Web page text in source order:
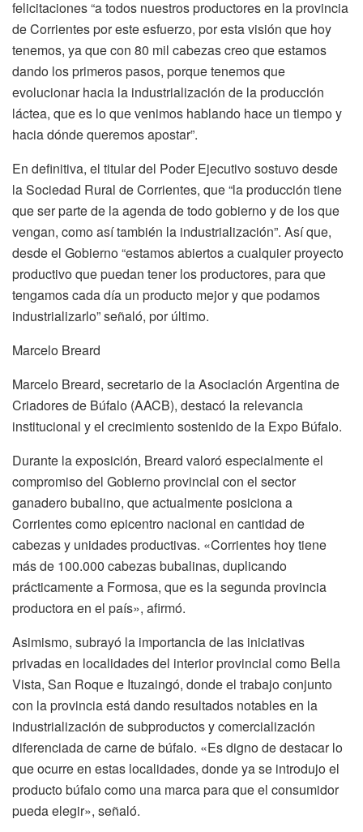
felicitaciones “a todos nuestros productores en la provincia
de Corrientes por este esfuerzo, por esta visión que hoy
tenemos, ya que con 80 mil cabezas creo que estamos
dando los primeros pasos, porque tenemos que
evolucionar hacia la industrialización de la producción
láctea, que es lo que venimos hablando hace un tiempo y
hacia dónde queremos apostar”.
En definitiva, el titular del Poder Ejecutivo sostuvo desde
la Sociedad Rural de Corrientes, que “la producción tiene
que ser parte de la agenda de todo gobierno y de los que
vengan, como así también la industrialización”. Así que,
desde el Gobierno “estamos abiertos a cualquier proyecto
productivo que puedan tener los productores, para que
tengamos cada día un producto mejor y que podamos
industrializarlo” señaló, por último.
Marcelo Breard
Marcelo Breard, secretario de la Asociación Argentina de
Criadores de Búfalo (AACB), destacó la relevancia
institucional y el crecimiento sostenido de la Expo Búfalo.
Durante la exposición, Breard valoró especialmente el
compromiso del Gobierno provincial con el sector
ganadero bubalino, que actualmente posiciona a
Corrientes como epicentro nacional en cantidad de
cabezas y unidades productivas. «Corrientes hoy tiene
más de 100.000 cabezas bubalinas, duplicando
prácticamente a Formosa, que es la segunda provincia
productora en el país», afirmó.
Asimismo, subrayó la importancia de las iniciativas
privadas en localidades del interior provincial como Bella
Vista, San Roque e Ituzaingó, donde el trabajo conjunto
con la provincia está dando resultados notables en la
industrialización de subproductos y comercialización
diferenciada de carne de búfalo. «Es digno de destacar lo
que ocurre en estas localidades, donde ya se introdujo el
producto búfalo como una marca para que el consumidor
pueda elegir», señaló.